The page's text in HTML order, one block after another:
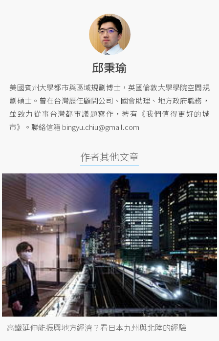
邱秉瑜
美國賓州大學都市與區域規劃博士，英國倫敦大學學院空間規
劃碩士。曾在台灣歷任顧問公司、國會助理、地方政府職務，
並致力從事台灣都市議題寫作，著有《我們值得更好的城
市》。聯絡信箱 bingyu.chiu@gmail.com
作者其他文章
高鐵延伸能振興地方經濟？看日本九州與北陸的經驗